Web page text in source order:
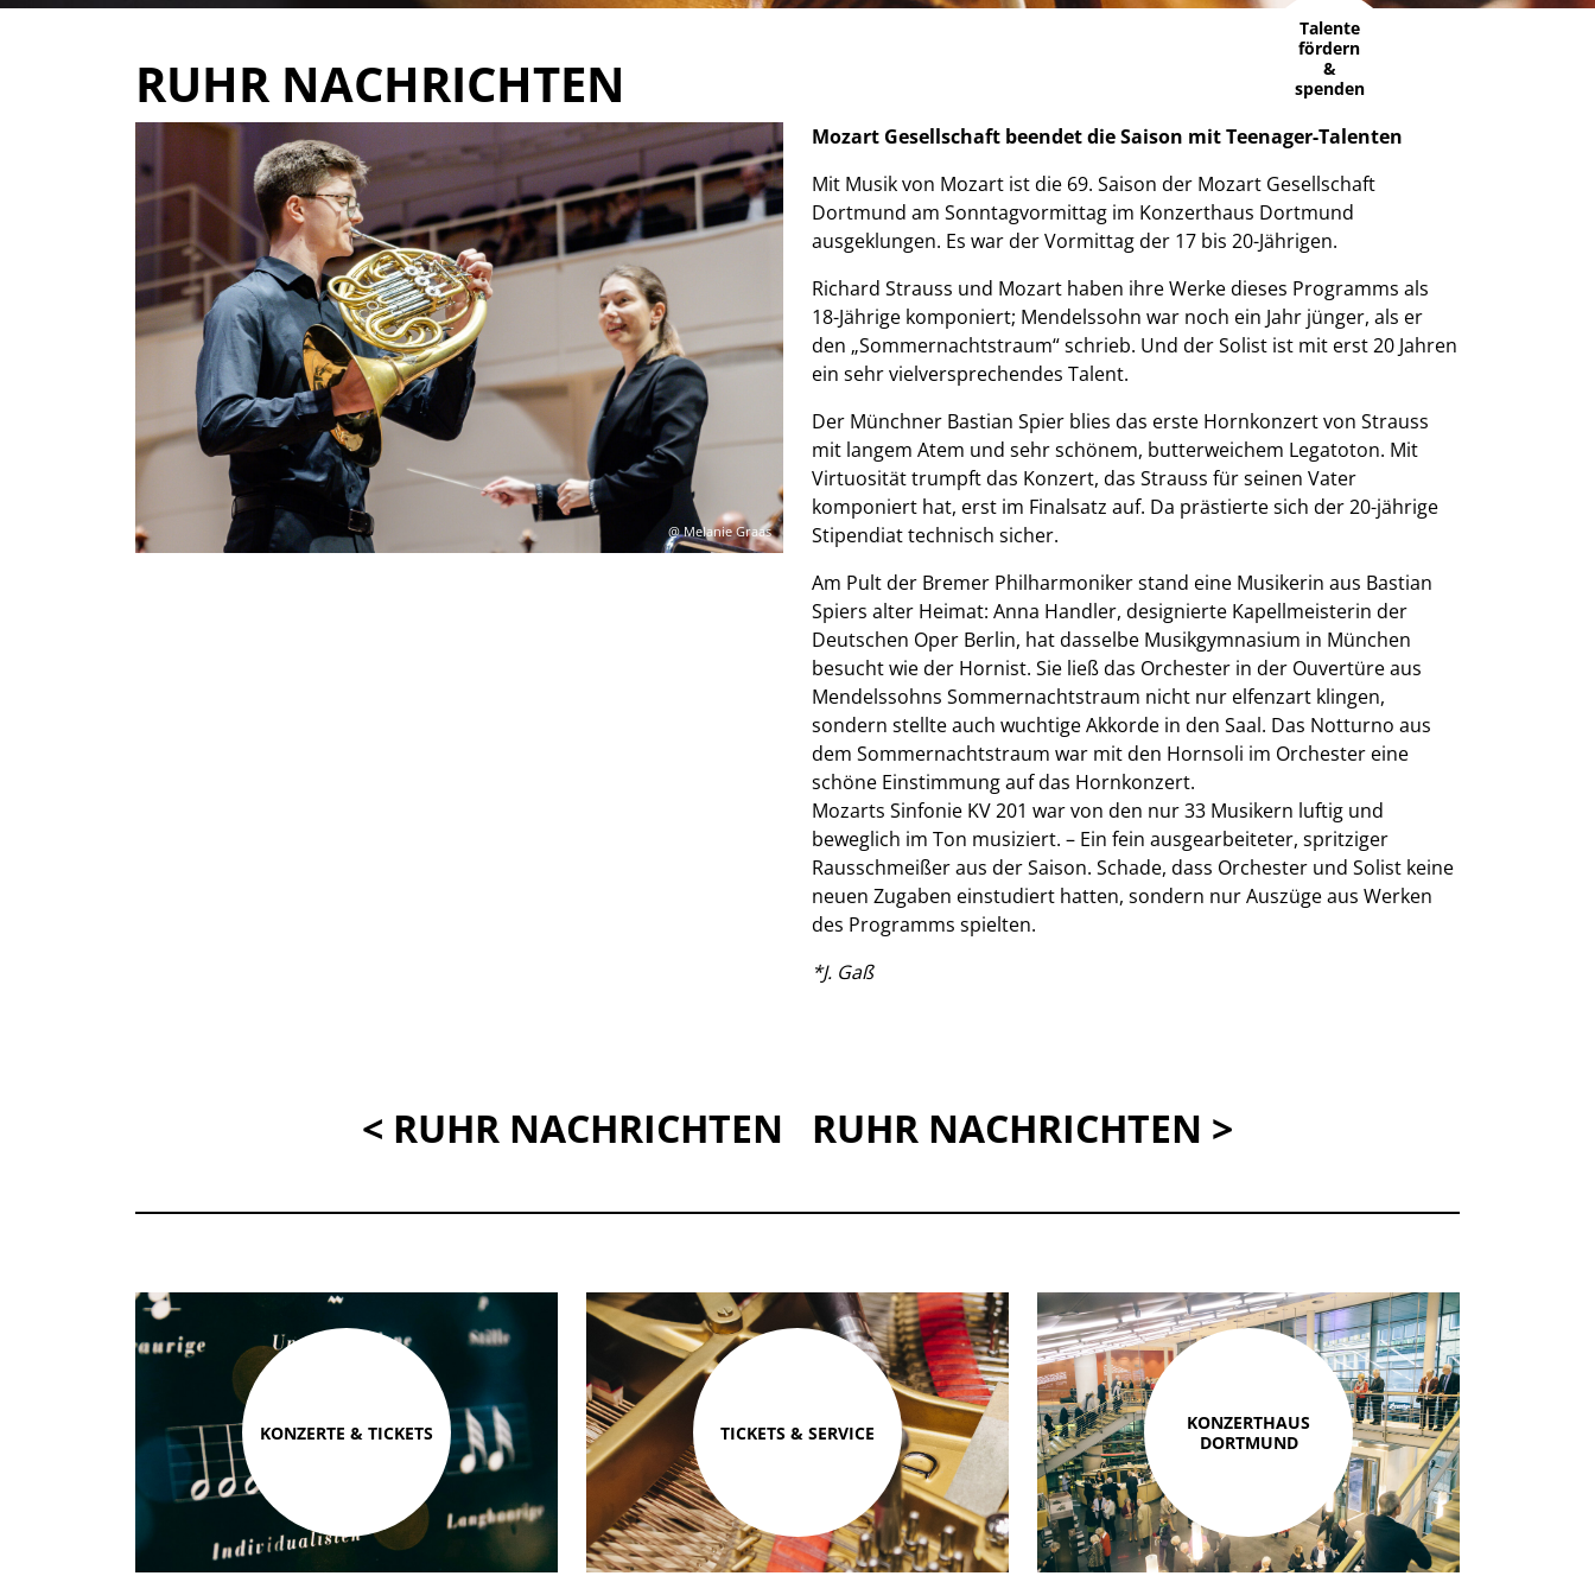
Talente
fördern
&
spenden
RUHR NACHRICHTEN
@ Melanie Graas
Mozart Gesellschaft beendet die Saison mit Teenager-Talenten
Mit Musik von Mozart ist die 69. Saison der Mozart Gesellschaft
Dortmund am Sonntagvormittag im Konzerthaus Dortmund
ausgeklungen. Es war der Vormittag der 17 bis 20-Jährigen.
Richard Strauss und Mozart haben ihre Werke dieses Programms als
18-Jährige komponiert; Mendelssohn war noch ein Jahr jünger, als er
den „Sommernachtstraum“ schrieb. Und der Solist ist mit erst 20 Jahren
ein sehr vielversprechendes Talent.
Der Münchner Bastian Spier blies das erste Hornkonzert von Strauss
mit langem Atem und sehr schönem, butterweichem Legatoton. Mit
Virtuosität trumpft das Konzert, das Strauss für seinen Vater
komponiert hat, erst im Finalsatz auf. Da prästierte sich der 20-jährige
Stipendiat technisch sicher.
Am Pult der Bremer Philharmoniker stand eine Musikerin aus Bastian
Spiers alter Heimat: Anna Handler, designierte Kapellmeisterin der
Deutschen Oper Berlin, hat dasselbe Musikgymnasium in München
besucht wie der Hornist. Sie ließ das Orchester in der Ouvertüre aus
Mendelssohns Sommernachtstraum nicht nur elfenzart klingen,
sondern stellte auch wuchtige Akkorde in den Saal. Das Notturno aus
dem Sommernachtstraum war mit den Hornsoli im Orchester eine
schöne Einstimmung auf das Hornkonzert.
Mozarts Sinfonie KV 201 war von den nur 33 Musikern luftig und
beweglich im Ton musiziert. – Ein fein ausgearbeiteter, spritziger
Rausschmeißer aus der Saison. Schade, dass Orchester und Solist keine
neuen Zugaben einstudiert hatten, sondern nur Auszüge aus Werken
des Programms spielten.
*J. Gaß
< RUHR NACHRICHTEN RUHR NACHRICHTEN >
KONZERTE & TICKETS TICKETS & SERVICE
KONZERTHAUS
DORTMUND